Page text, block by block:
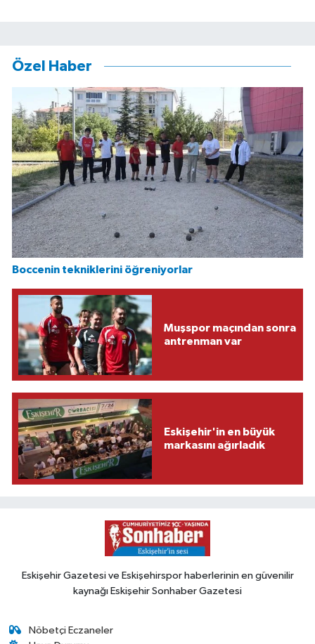
Özel Haber
Boccenin tekniklerini öğreniyorlar
Muşspor maçından sonra
antrenman var
Eskişehir'in en büyük
markasını ağırladık
Eskişehir Gazetesi ve Eskişehirspor haberlerinin en güvenilir
kaynağı Eskişehir Sonhaber Gazetesi
Nöbetçi Eczaneler